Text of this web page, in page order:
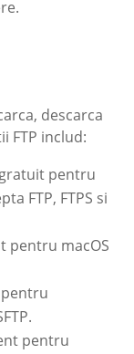
descarca
FTP includ:
pentru
FTP, FTPS si
pentru macOS
pentru
pentru